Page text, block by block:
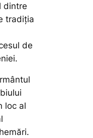
dintre
tradiția
de
loc al